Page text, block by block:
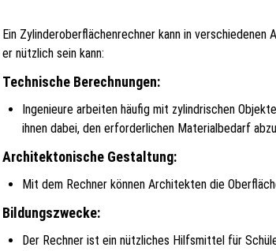
Ein Zylinderoberflächenrechner kann in
er nützlich sein kann:
Technische Berechnungen:
Ingenieure arbeiten häufig mit zylindrischen
ihnen dabei, den erforderlichen Materialbedarf
Architektonische Gestaltung:
Mit dem Rechner können Architekten die
Bildungszwecke:
Der Rechner ist ein nützliches Hilfsmittel für